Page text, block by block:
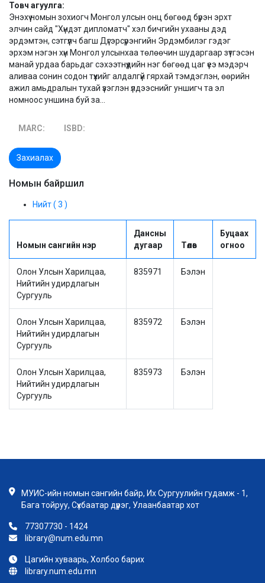
Товч агуулга:
Энэхүү номын зохиогч Монгол улсын онц бөгөөд бүрэн эрхт
элчин сайд "Хүндэт дипломатч" хэл бичгийн ухааны дэд
эрдэмтэн, сэтгүүлч багш Дүгэрсүрэнгийн Эрдэмбилэг гэдэг
эрхэм нэгэн хүн Монгол улсынхаа төлөөчин шударгаар зүтгэсэн
манай урдаа барьдаг сэхээтнүүдийн нэг бөгөөд цаг үеэ мэдэрч
аливаа сонин содон түүхийг алдалгүй гярхай тэмдэглэн, өөрийн
ажил амьдралын тухай үзэглэн үлдээснийг уншигч та эл
номноос уншина буй за...
MARC: ISBD:
Захиалах
Номын байршил
Нийт ( 3 )
Номын сангийн нэр
Дансны
дугаар
Төлөв
Буцаах
огноо
Олон Улсын Харилцаа,
Нийтийн удирдлагын
Сургууль
835971 Бэлэн
Олон Улсын Харилцаа,
Нийтийн удирдлагын
Сургууль
835972 Бэлэн
Олон Улсын Харилцаа,
Нийтийн удирдлагын
Сургууль
835973 Бэлэн
МУИС-ийн номын сангийн байр, Их Сургуулийн гудамж - 1,
Бага тойруу, Сүхбаатар дүүрэг, Улаанбаатар хот
77307730 - 1424
library@num.edu.mn
Цагийн хуваарь, Холбоо барих
library.num.edu.mn